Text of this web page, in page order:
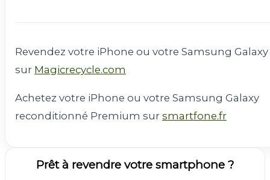
Revendez votre iPhone ou votre Samsung Galaxy
sur Magicrecycle.com
Achetez votre iPhone ou votre Samsung Galaxy
reconditionné Premium sur smartfone.fr
Prêt à revendre votre smartphone ?